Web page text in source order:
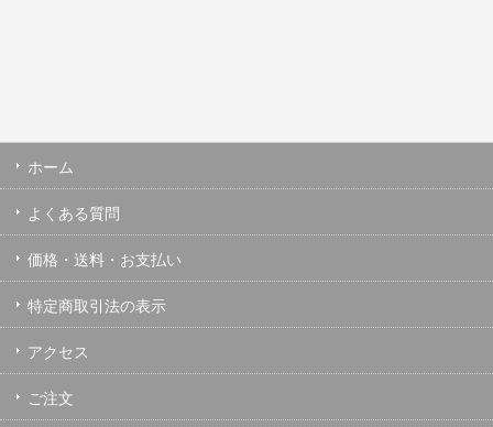
ホーム
よくある質問
価格・送料・お支払い
特定商取引法の表示
アクセス
ご注文